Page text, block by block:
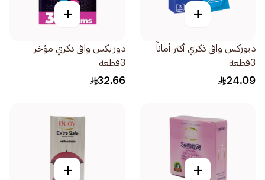
+
ديوركس واقي ذكري أكثر أماناً
3قطعة
24.09
+
دوريكس واقي ذكري مؤخر
3قطعة
32.66
+
+